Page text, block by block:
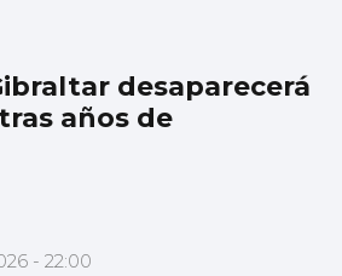
desaparecerá
años de
- 22:00